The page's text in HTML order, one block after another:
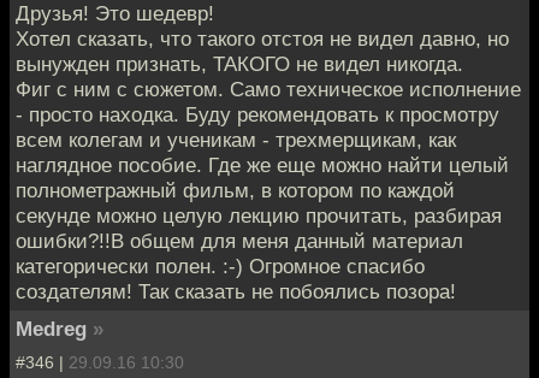
Друзья! Это шедевр!
Хотел сказать, что такого отстоя не видел давно, но
вынужден признать, ТАКОГО не видел никогда.
Фиг с ним с сюжетом. Само техническое исполнение
- просто находка. Буду рекомендовать к просмотру
всем колегам и ученикам - трехмерщикам, как
наглядное пособие. Где же еще можно найти целый
полнометражный фильм, в котором по каждой
секунде можно целую лекцию прочитать, разбирая
ошибки?!!В общем для меня данный материал
категорически полен. :-) Огромное спасибо
создателям! Так сказать не побоялись позора!
Medreg »
#346 | 29.09.16 10:30